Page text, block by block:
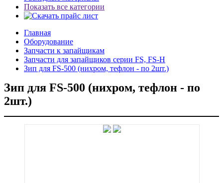
Показать все категории
Главная
Оборудование
Запчасти к запайщикам
Запчасти для запайщиков серии FS, FS-H
Зип для FS-500 (нихром, тефлон - по 2шт.)
Зип для FS-500 (нихром, тефлон - по
2шт.)